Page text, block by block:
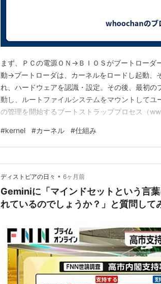
まず、ＰＣの電源ＯＮ→ＢＩＯＳがブートローダ
動→ブートローダは、カーネルをロードし起動、
れ、ハードウェアを認識・設定。その後、最初
動し、ルートファイルシステムをマウントして
の管理を開始するブートストラッププロセス（
ハードウェアの検出とドライバ読み込み: 必要に
を使用して…
#kernel #カーネル #仕組み
ディストピアの日々 • 6ヶ月前
Geminiに「マインドセットという言
れているのでしょうか？」と質問して